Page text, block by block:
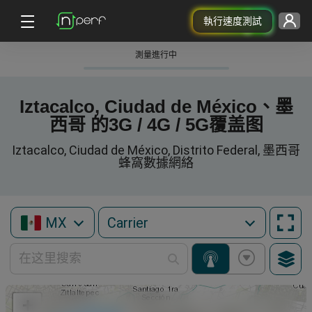
執行速度測試
測量進行中
Iztacalco, Ciudad de México、墨
西哥 的3G / 4G / 5G覆盖图
Iztacalco, Ciudad de México, Distrito Federal, 墨西哥
蜂窩數據網絡
MX